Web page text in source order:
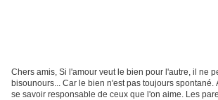
Chers amis, Si l'amour veut le bien pour l'autre, il ne
bisounours... Car le bien n'est pas toujours spontané.
se savoir responsable de ceux que l'on aime. Les